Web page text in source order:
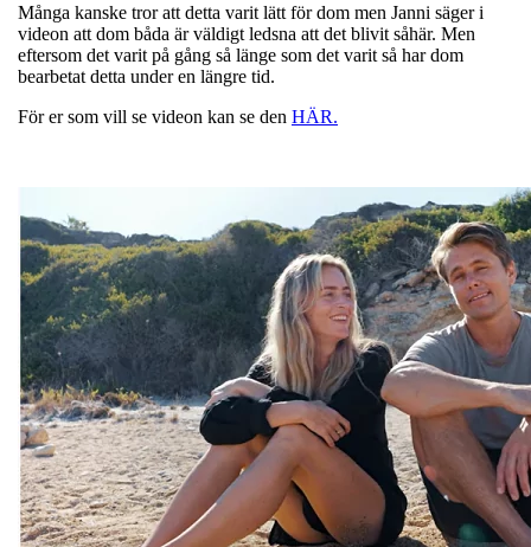
Många kanske tror att detta varit lätt för dom men Janni säger i
videon att dom båda är väldigt ledsna att det blivit såhär. Men
eftersom det varit på gång så länge som det varit så har dom
bearbetat detta under en längre tid.
För er som vill se videon kan se den HÄR.